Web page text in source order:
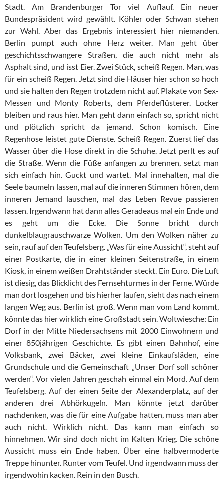
Stadt. Am Brandenburger Tor viel Auflauf. Ein neuer
Bundespräsident wird gewählt. Köhler oder Schwan stehen
zur Wahl. Aber das Ergebnis interessiert hier niemanden.
Berlin pumpt auch ohne Herz weiter. Man geht über
geschichtsschwangere Straßen, die auch nicht mehr als
Asphalt sind, und isst Eier. Zwei Stück, scheiß Regen. Man, was
für ein scheiß Regen. Jetzt sind die Häuser hier schon so hoch
und sie halten den Regen trotzdem nicht auf. Plakate von Sex-
Messen und Monty Roberts, dem Pferdeflüsterer. Locker
bleiben und raus hier. Man geht dann einfach so, spricht nicht
und plötzlich spricht da jemand. Schon komisch. Eine
Regenhose leistet gute Dienste. Scheiß Regen. Zuerst lief das
Wasser über die Hose direkt in die Schuhe. Jetzt perlt es auf
die Straße. Wenn die Füße anfangen zu brennen, setzt man
sich einfach hin. Guckt und wartet. Mal innehalten, mal die
Seele baumeln lassen, mal auf die inneren Stimmen hören, dem
inneren Jemand lauschen, mal das Leben Revue passieren
lassen. Irgendwann hat dann alles Geradeaus mal ein Ende und
es geht um die Ecke. Die Sonne bricht durch
dunkelblaugrauschwarze Wolken. Um den Wolken näher zu
sein, rauf auf den Teufelsberg. „Was für eine Aussicht“, steht auf
einer Postkarte, die in einer kleinen Seitenstraße, in einem
Kiosk, in einem weißen Drahtständer steckt. Ein Euro. Die Luft
ist diesig, das Blicklicht des Fernsehturmes in der Ferne. Würde
man dort losgehen und bis hierher laufen, sieht das nach einem
langen Weg aus. Berlin ist groß. Wenn man vom Land kommt,
könnte das hier wirklich eine Großstadt sein. Woltwiesche: Ein
Dorf in der Mitte Niedersachsens mit 2000 Einwohnern und
einer 850jährigen Geschichte. Es gibt einen Bahnhof, eine
Volksbank, zwei Bäcker, zwei kleine Einkaufsläden, eine
Grundschule und die Gemeinschaft „Unser Dorf soll schöner
werden“. Vor vielen Jahren geschah einmal ein Mord. Auf dem
Teufelsberg. Auf der einen Seite der Alexanderplatz, auf der
anderen drei Abhörkugeln. Man könnte jetzt darüber
nachdenken, was die für eine Aufgabe hatten, muss man aber
auch nicht. Wirklich nicht. Das kann man einfach so
hinnehmen. Wir sind doch nicht im Kalten Krieg. Die schöne
Aussicht muss ein Ende haben. Über eine halbvermoderte
Treppe hinunter. Runter vom Teufel. Und irgendwann muss der
irgendwohin kacken. Rein in den Busch.